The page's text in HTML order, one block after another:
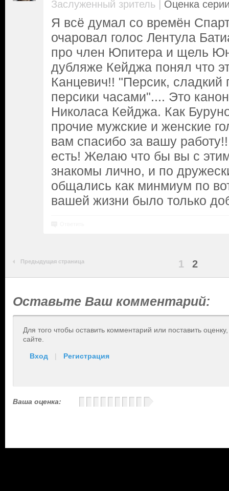
Заслуженный зритель | Оценка
Я всё думал со времён
очаровал голос Лентула
про член Юпитера и щель
дубляже Кейджа понял что
Канцевич!! "Персик, сладкий
персики часами".... Это
Николаса Кейджа. Как
прочие мужские и женские
вам спасибо за вашу
есть! Желаю что бы вы с
знакомы лично, и по
общались как минмиум по
вашей жизни было только
Предыдущая страница 1 2
Оставьте Ваш комментарий:
Для того чтобы оставить комментарий или поставить
сайте.
Вход | Регистрация
Ваша оценка: